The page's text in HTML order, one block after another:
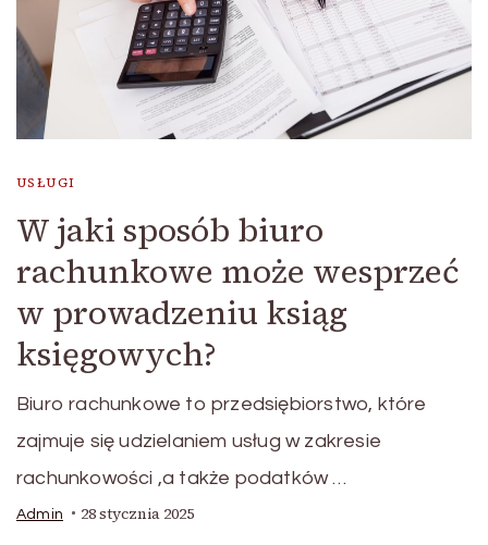
USŁUGI
W jaki sposób biuro
rachunkowe może wesprzeć
w prowadzeniu ksiąg
księgowych?
Biuro rachunkowe to przedsiębiorstwo, które
zajmuje się udzielaniem usług w zakresie
rachunkowości ,a także podatków …
Admin 28 stycznia 2025